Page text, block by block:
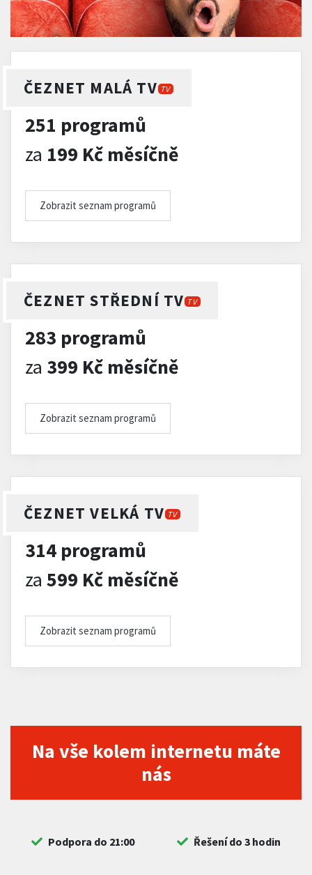
ČEZNET MALÁ TV TV
251 programů
za 199 Kč měsíčně
Zobrazit seznam programů
ČEZNET STŘEDNÍ TV TV
283 programů
za 399 Kč měsíčně
Zobrazit seznam programů
ČEZNET VELKÁ TV TV
314 programů
za 599 Kč měsíčně
Zobrazit seznam programů
Na vše kolem internetu máte
nás
Podpora do 21:00 Řešení do 3 hodin